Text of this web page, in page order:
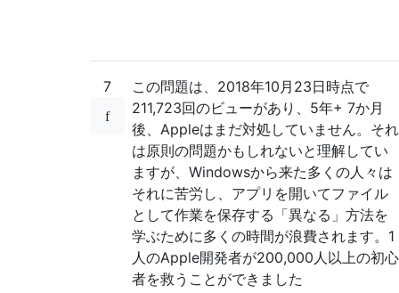
7
この問題は、2018年10月23日時点で
211,723回のビューがあり、5年+ 7か月
後、Appleはまだ対処していません。それ
は原則の問題かもしれないと理解してい
ますが、Windowsから来た多くの人々は
それに苦労し、アプリを開いてファイル
として作業を保存する「異なる」方法を
学ぶために多くの時間が浪費されます。1
人のApple開発者が200,000人以上の初心
者を救うことができました